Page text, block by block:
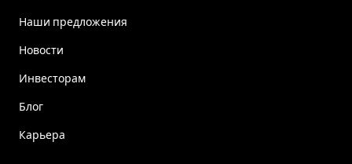
Наши предложения
Новости
Инвесторам
Блог
Карьера